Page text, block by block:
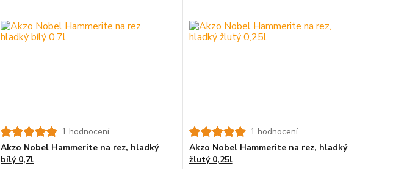
1 hodnocení
Akzo Nobel Hammerite na rez, hladký
bílý 0,7l
1 hodnocení
Akzo Nobel Hammerite na rez, hladký
žlutý 0,25l